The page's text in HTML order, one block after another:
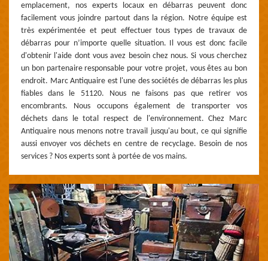
emplacement, nos experts locaux en débarras peuvent donc
facilement vous joindre partout dans la région. Notre équipe est
très expérimentée et peut effectuer tous types de travaux de
débarras pour n’importe quelle situation. Il vous est donc facile
d'obtenir l'aide dont vous avez besoin chez nous. Si vous cherchez
un bon partenaire responsable pour votre projet, vous êtes au bon
endroit. Marc Antiquaire est l'une des sociétés de débarras les plus
fiables dans le 51120. Nous ne faisons pas que retirer vos
encombrants. Nous occupons également de transporter vos
déchets dans le total respect de l'environnement. Chez Marc
Antiquaire nous menons notre travail jusqu'au bout, ce qui signifie
aussi envoyer vos déchets en centre de recyclage. Besoin de nos
services ? Nos experts sont à portée de vos mains.